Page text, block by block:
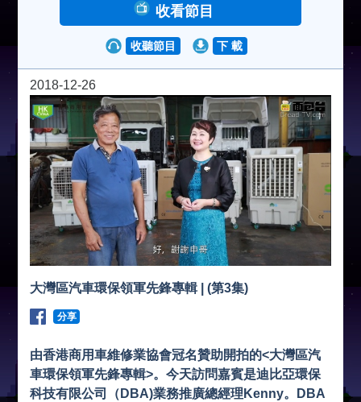
收看節目
收聽節目 下 載
2018-12-26
大灣區汽車環保領軍先鋒專輯 | (第3集)
分享
由香港商用車維修業協會冠名贊助開拍的<大灣區汽
車環保領軍先鋒專輯>。今天訪問嘉賓是迪比亞環保
科技有限公司（DBA)業務推廣總經理Kenny。DBA